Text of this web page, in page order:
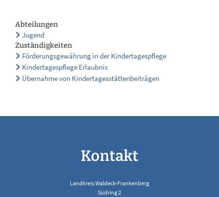
Abteilungen
Jugend
Zuständigkeiten
Förderungsgewährung in der Kindertagespflege
Kindertagespflege Erlaubnis
Übernahme von Kindertagesstättenbeiträgen
Kontakt
Landkreis Waldeck-Frankenberg
Südring 2